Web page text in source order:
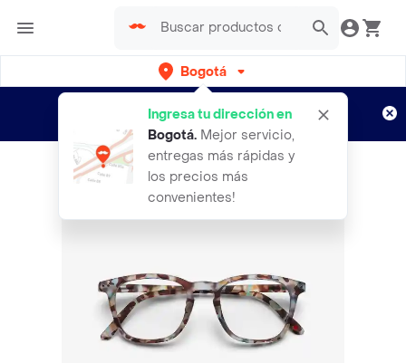
Bogotá
Ingresa tu dirección en
Bogotá. Mejor servicio,
entregas más rápidas y
los precios más
convenientes!
envíos gratis por semanas
Aplican TyC